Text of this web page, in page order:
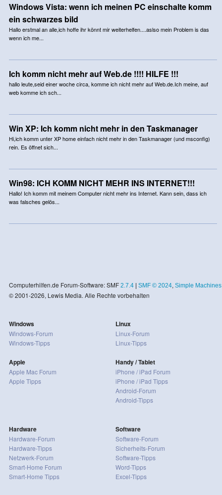
Windows Vista: wenn ich meinen PC einschalte komm
ein schwarzes bild
Hallo erstmal an alle,ich hoffe ihr könnt mir weiterhelfen....aslso mein Problem is das
wenn ich me...
Ich komm nicht mehr auf Web.de !!!! HILFE !!!
hallo leute,seid einer woche circa, komme ich nicht mehr auf Web.de.Ich meine, auf
web komme ich sch...
Win XP: Ich komm nicht mehr in den Taskmanager
Hi,ich komm unter XP home einfach nicht mehr in den Taskmanager (und msconfig)
rein. Es öffnet sich...
Win98: ICH KOMM NICHT MEHR INS INTERNET!!!
Hallo! Ich komm mit meinem Computer nicht mehr ins Internet. Kann sein, dass ich
was falsches gelös...
Computerhilfen.de Forum-Software: SMF 2.7.4| SMF © 2024, Simple Machines
© 2001-2026, Lewis Media. Alle Rechte vorbehalten
Windows
Windows-Forum
Windows-Tipps
Apple
Apple Mac Forum
Apple Tipps
Linux
Linux-Forum
Linux-Tipps
Handy / Tablet
iPhone / iPad Forum
iPhone / iPad Tipps
Android-Forum
Android-Tipps
Hardware
Hardware-Forum
Hardware-Tipps
Netzwerk-Forum
Smart-Home Forum
Smart-Home Tipps
Software
Software-Forum
Sicherheits-Forum
Software-Tipps
Word-Tipps
Excel-Tipps